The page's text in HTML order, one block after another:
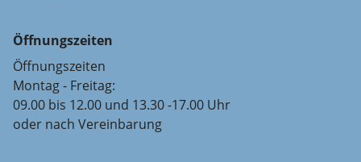
Öffnungszeiten
Öffnungszeiten
Montag - Freitag:
09.00 bis 12.00 und 13.30 -17.00 Uhr
oder nach Vereinbarung